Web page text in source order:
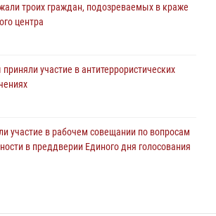
троих граждан, подозреваемых в краже
центра
участие в антитеррористических
участие в рабочем совещании по вопросам
в преддверии Единого дня голосования